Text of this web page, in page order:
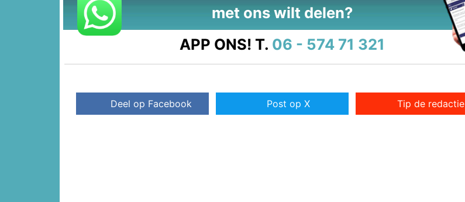
met ons wilt delen?
APP ONS! T. 06 - 574 71 321
Deel op Facebook Post op X Tip de redactie